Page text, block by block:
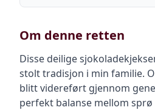
Om denne retten
Disse deilige
stolt tradisjon i min familie.
blitt videreført gjennom
perfekt balanse mellom